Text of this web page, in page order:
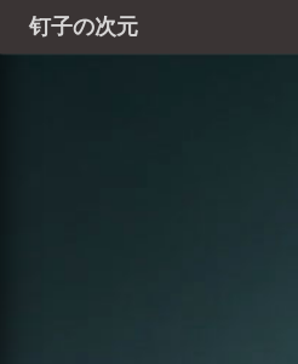
钉子の次元